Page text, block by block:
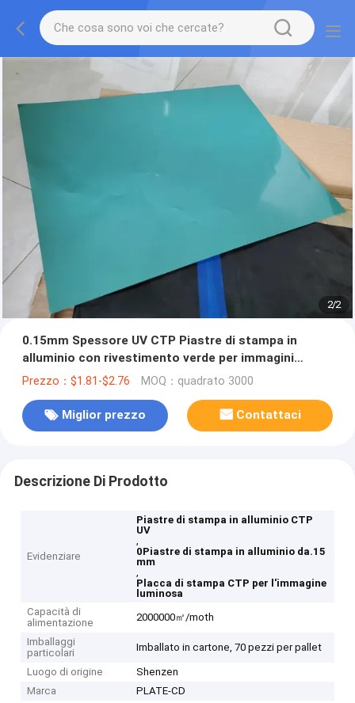
2/2
0.15mm Spessore UV CTP Piastre di stampa in
alluminio con rivestimento verde per immagini
luminose
Prezzo：$1.81-$2.76 MOQ：quadrato 3000
Miglior prezzo Contattaci
Descrizione Di Prodotto
Evidenziare
Piastre di stampa in alluminio CTP
UV
,
0Piastre di stampa in alluminio da.15
mm
,
Placca di stampa CTP per l'immagine
luminosa
Capacità di
alimentazione
2000000㎡/moth
Imballaggi
particolari
Imballato in cartone, 70 pezzi per pallet
Luogo di origine
Shenzen
Marca
PLATE-CD